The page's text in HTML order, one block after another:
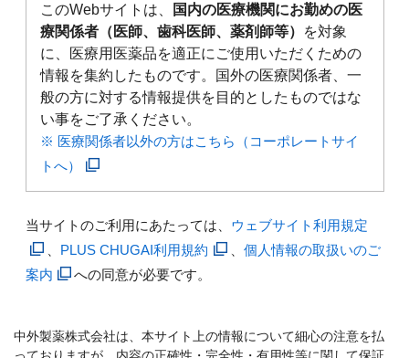
このWebサイトは、
国内の医療機関にお勤めの医
療関係者（医師、歯科医師、薬剤師等）
を対象
に、医療用医薬品を適正にご使用いただくための
情報を集約したものです。国外の医療関係者、一
般の方に対する情報提供を目的としたものではな
い事をご了承ください。
※ 医療関係者以外の方はこちら（コーポレートサイ
トへ）
当サイトのご利用にあたっては、 ウェブサイト利用規定
PLUS CHUGAI利用規約
個人情報の取扱いのご
案内
への同意が必要です。
中外製薬株式会社は、本サイト上の情報について細心の注意を払
っておりますが、内容の正確性・完全性・有用性等に関して保証